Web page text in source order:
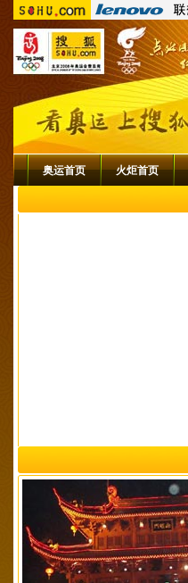
奥运首页 火炬首页